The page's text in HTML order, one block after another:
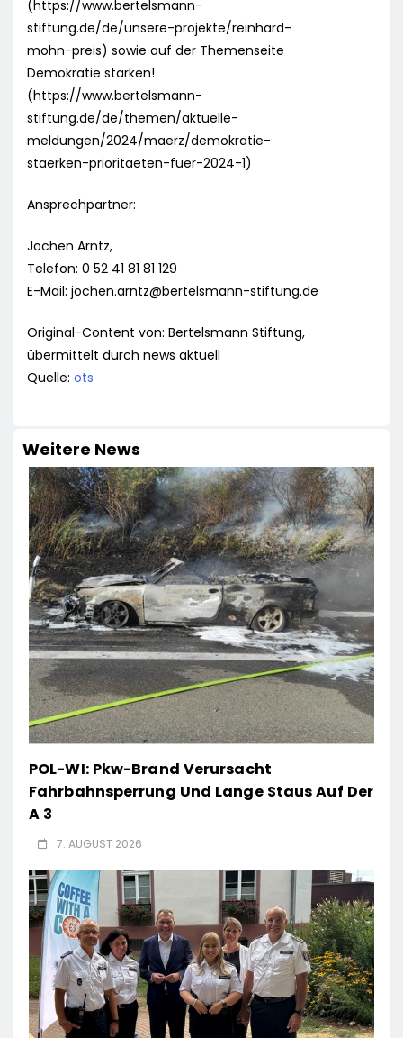
(https://www.bertelsmann-
stiftung.de/de/unsere-projekte/reinhard-
mohn-preis) sowie auf der Themenseite
Demokratie stärken!
(https://www.bertelsmann-
stiftung.de/de/themen/aktuelle-
meldungen/2024/maerz/demokratie-
staerken-prioritaeten-fuer-2024-1)
Ansprechpartner:
Jochen Arntz,
Telefon: 0 52 41 81 81 129
E-Mail: jochen.arntz@bertelsmann-stiftung.de
Original-Content von: Bertelsmann Stiftung,
übermittelt durch news aktuell
Quelle: ots
Weitere News
POL-WI: Pkw-Brand Verursacht
Fahrbahnsperrung Und Lange Staus Auf Der
A 3
7. AUGUST 2026